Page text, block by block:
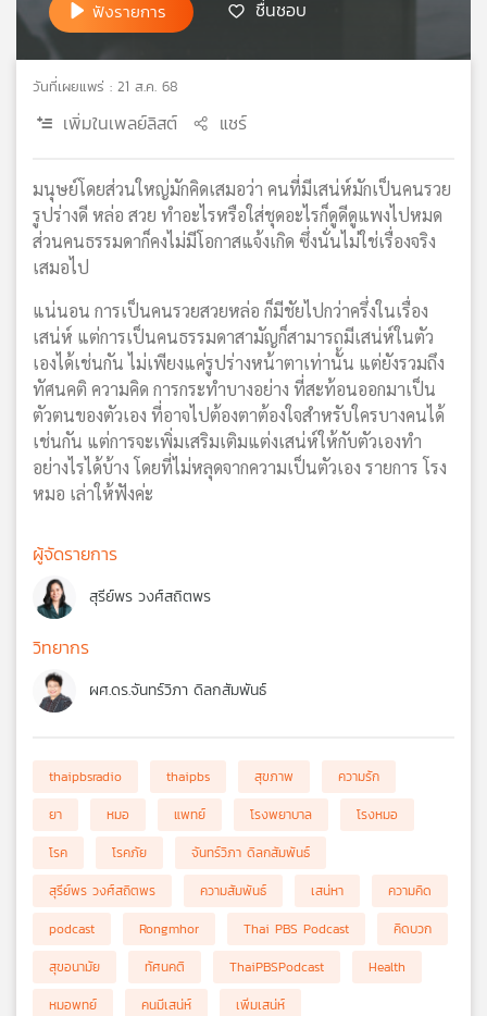
แผนที่
วิทยุ
เครือ
ข่าย
ฟังรายการ ชื่นชอบ
วันที่เผยแพร่ : 21 ส.ค. 68
เพิ่มในเพลย์ลิสต์ แชร์
มนุษย์โดยส่วนใหญ่มักคิดเสมอว่า คนที่มีเสน่ห์มักเป็นคนรวย
รูปร่างดี หล่อ สวย ทำอะไรหรือใส่ชุดอะไรก็ดูดีดูแพงไปหมด
ส่วนคนธรรมดาก็คงไม่มีโอกาสแจ้งเกิด ซึ่งนั่นไม่ใช่เรื่องจริง
เสมอไป
แน่นอน การเป็นคนรวยสวยหล่อ ก็มีชัยไปกว่าครึ่งในเรื่อง
เสน่ห์ แต่การเป็นคนธรรมดาสามัญก็สามารถมีเสน่ห์ในตัว
เองได้เช่นกัน ไม่เพียงแค่รูปร่างหน้าตาเท่านั้น แต่ยังรวมถึง
ทัศนคติ ความคิด การกระทำบางอย่าง ที่สะท้อนออกมาเป็น
ตัวตนของตัวเอง ที่อาจไปต้องตาต้องใจสำหรับใครบางคนได้
เช่นกัน แต่การจะเพิ่มเสริมเติมแต่งเสน่ห์ให้กับตัวเองทำ
อย่างไรได้บ้าง โดยที่ไม่หลุดจากความเป็นตัวเอง รายการ โรง
หมอ เล่าให้ฟังค่ะ
ผู้จัดรายการ
สุรีย์พร วงศ์สถิตพร
วิทยากร
ผศ.ดร.จันทร์วิภา ดิลกสัมพันธ์
thaipbsradio thaipbs สุขภาพ
ความรัก
ยา
หมอ แพทย์ โรงพยาบาล
โรงหมอ
โรค
โรคภัย
จันทร์วิภา ดิลกสัมพันธ์
สุรีย์พร วงศ์สถิตพร
ความสัมพันธ์ เสน่หา
ความคิด
podcast
Rongmhor Thai PBS Podcast
คิดบวก
สุขอนามัย
ทัศนคติ ThaiPBSPodcast
Health
หมอพทย์
คนมีเสน่ห์ เพิ่มเสน่ห์